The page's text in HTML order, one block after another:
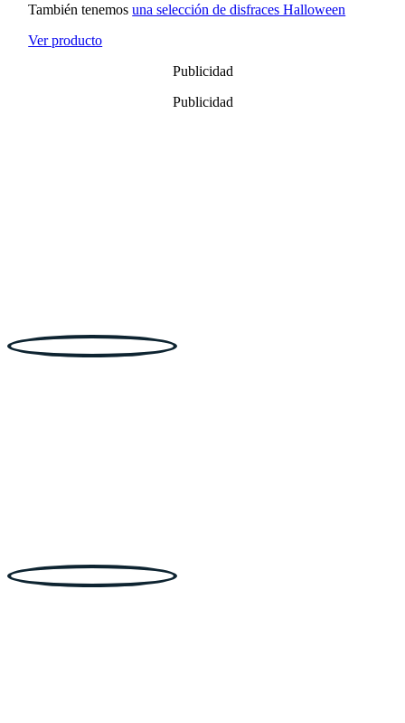
También tenemosuna selección de disfraces Halloween
Ver producto
Publicidad
Publicidad